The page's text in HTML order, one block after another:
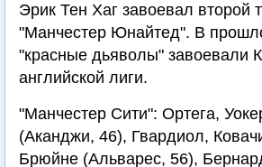
Эрик Тен Хаг завоевал второй
"Манчестер Юнайтед". В
"красные дьяволы" завоевали
английской лиги.
"Манчестер Сити": Ортега,
(Аканджи, 46), Гвардиол,
Брюйне (Альварес, 56),